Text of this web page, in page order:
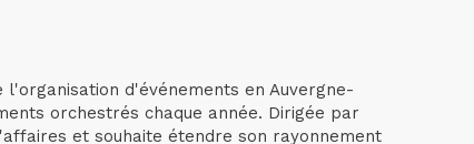
l'organisation d'événements en Auvergne-
orchestrés chaque année. Dirigée par
et souhaite étendre son rayonnement